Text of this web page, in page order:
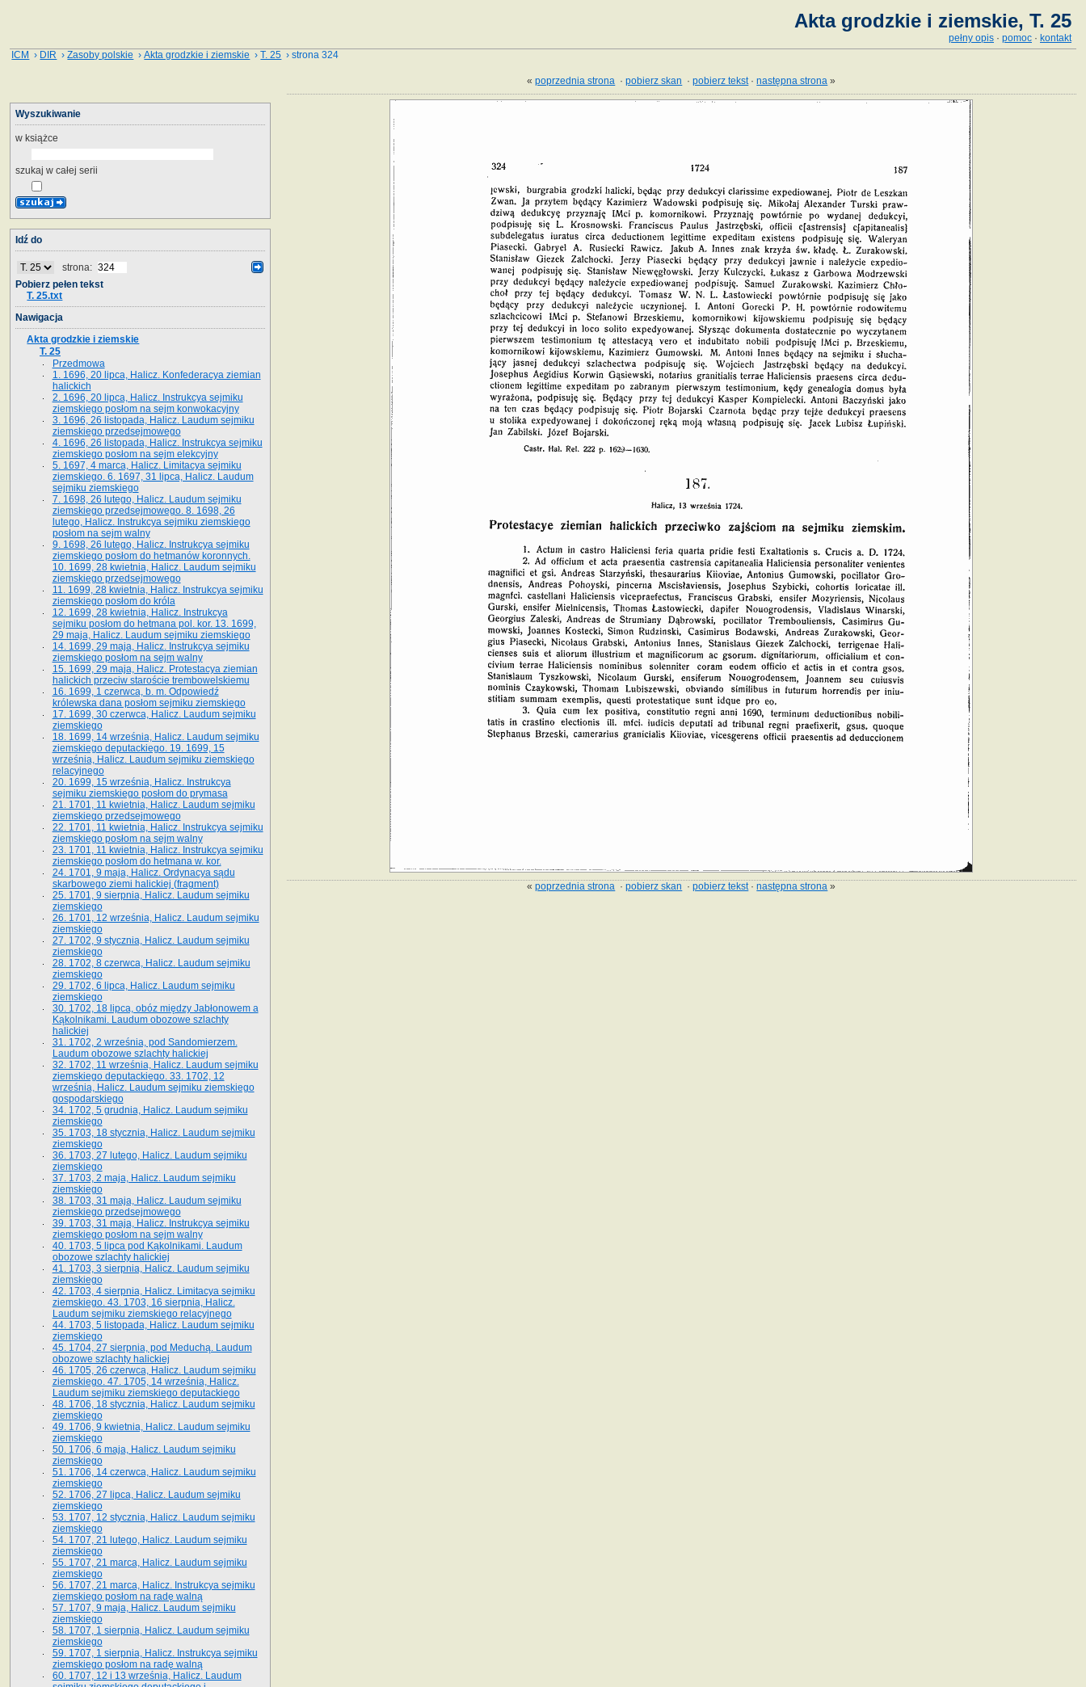
Akta grodzkie i ziemskie, T. 25
pełny opis · pomoc · kontakt
ICM › DIR ›Zasoby polskie ›Akta grodzkie i ziemskie ›T. 25 › strona 324
«poprzednia strona ·pobierz skan ·pobierz tekst·następna strona »
«poprzednia strona ·pobierz skan ·pobierz tekst·następna strona »
Wyszukiwanie
w książce
szukaj w całej serii
Idź do
strona:
Pobierz pełen tekst
T. 25.txt
Nawigacja
Akta grodzkie i ziemskie
T. 25
Przedmowa
1. 1696, 20 lipca, Halicz. Konfederacya ziemian
halickich
2. 1696, 20 lipca, Halicz. Instrukcya sejmiku
ziemskiego posłom na sejm konwokacyjny
3. 1696, 26 listopada, Halicz. Laudum sejmiku
ziemskiego przedsejmowego
4. 1696, 26 listopada, Halicz. Instrukcya sejmiku
ziemskiego posłom na sejm elekcyjny
5. 1697, 4 marca, Halicz. Limitacya sejmiku
ziemskiego. 6. 1697, 31 lipca, Halicz. Laudum
sejmiku ziemskiego
7. 1698, 26 lutego, Halicz. Laudum sejmiku
ziemskiego przedsejmowego. 8. 1698, 26
lutego, Halicz. Instrukcya sejmiku ziemskiego
posłom na sejm walny
9. 1698, 26 lutego, Halicz. Instrukcya sejmiku
ziemskiego posłom do hetmanów koronnych.
10. 1699, 28 kwietnia, Halicz. Laudum sejmiku
ziemskiego przedsejmowego
11. 1699, 28 kwietnia, Halicz. Instrukcya sejmiku
ziemskiego posłom do króla
12. 1699, 28 kwietnia, Halicz. Instrukcya
sejmiku posłom do hetmana pol. kor. 13. 1699,
29 maja, Halicz. Laudum sejmiku ziemskiego
14. 1699, 29 maja, Halicz. Instrukcya sejmiku
ziemskiego posłom na sejm walny
15. 1699, 29 maja, Halicz. Protestacya ziemian
halickich przeciw staroście trembowelskiemu
16. 1699, 1 czerwca, b. m. Odpowiedź
królewska dana posłom sejmiku ziemskiego
17. 1699, 30 czerwca, Halicz. Laudum sejmiku
ziemskiego
18. 1699, 14 września, Halicz. Laudum sejmiku
ziemskiego deputackiego. 19. 1699, 15
września, Halicz. Laudum sejmiku ziemskiego
relacyjnego
20. 1699, 15 września, Halicz. Instrukcya
sejmiku ziemskiego posłom do prymasa
21. 1701, 11 kwietnia, Halicz. Laudum sejmiku
ziemskiego przedsejmowego
22. 1701, 11 kwietnia, Halicz. Instrukcya sejmiku
ziemskiego posłom na sejm walny
23. 1701, 11 kwietnia, Halicz. Instrukcya sejmiku
ziemskiego posłom do hetmana w. kor.
24. 1701, 9 maja, Halicz. Ordynacya sądu
skarbowego ziemi halickiej (fragment)
25. 1701, 9 sierpnia, Halicz. Laudum sejmiku
ziemskiego
26. 1701, 12 września, Halicz. Laudum sejmiku
ziemskiego
27. 1702, 9 stycznia, Halicz. Laudum sejmiku
ziemskiego
28. 1702, 8 czerwca, Halicz. Laudum sejmiku
ziemskiego
29. 1702, 6 lipca, Halicz. Laudum sejmiku
ziemskiego
30. 1702, 18 lipca, obóz między Jabłonowem a
Kąkolnikami. Laudum obozowe szlachty
halickiej
31. 1702, 2 września, pod Sandomierzem.
Laudum obozowe szlachty halickiej
32. 1702, 11 września, Halicz. Laudum sejmiku
ziemskiego deputackiego. 33. 1702, 12
września, Halicz. Laudum sejmiku ziemskiego
gospodarskiego
34. 1702, 5 grudnia, Halicz. Laudum sejmiku
ziemskiego
35. 1703, 18 stycznia, Halicz. Laudum sejmiku
ziemskiego
36. 1703, 27 lutego, Halicz. Laudum sejmiku
ziemskiego
37. 1703, 2 maja, Halicz. Laudum sejmiku
ziemskiego
38. 1703, 31 maja, Halicz. Laudum sejmiku
ziemskiego przedsejmowego
39. 1703, 31 maja, Halicz. Instrukcya sejmiku
ziemskiego posłom na sejm walny
40. 1703, 5 lipca pod Kąkolnikami. Laudum
obozowe szlachty halickiej
41­. 1703, 3 sierpnia, Halicz. Laudum sejmiku
ziemskiego
42. 1703, 4 sierpnia, Halicz. Limitacya sejmiku
ziemskiego. 43. 1703, 16 sierpnia, Halicz.
Laudum sejmiku ziemskiego relacyjnego
44. 1703, 5 listopada, Halicz. Laudum sejmiku
ziemskiego
45. 1704, 27 sierpnia, pod Meduchą. Laudum
obozowe szlachty halickiej
46. 1705, 26 czerwca, Halicz. Laudum sejmiku
ziemskiego. 47. 1705, 14 września, Halicz.
Laudum sejmiku ziemskiego deputackiego
48. 1706, 18 stycznia, Halicz. Laudum sejmiku
ziemskiego
49. 1706, 9 kwietnia, Halicz. Laudum sejmiku
ziemskiego
50. 1706, 6 maja, Halicz. Laudum sejmiku
ziemskiego
51. 1706, 14 czerwca, Halicz. Laudum sejmiku
ziemskiego
52. 1706, 27 lipca, Halicz. Laudum sejmiku
ziemskiego
53. 1707, 12 stycznia, Halicz. Laudum sejmiku
ziemskiego
54. 1707, 21 lutego, Halicz. Laudum sejmiku
ziemskiego
55. 1707, 21 marca, Halicz. Laudum sejmiku
ziemskiego
56. 1707, 21 marca, Halicz. Instrukcya sejmiku
ziemskiego posłom na radę walną
57. 1707, 9 maja, Halicz. Laudum sejmiku
ziemskiego
58. 1707, 1 sierpnia, Halicz. Laudum sejmiku
ziemskiego
59. 1707, 1 sierpnia, Halicz. Instrukcya sejmiku
ziemskiego posłom na radę walną
60. 1707, 12 i 13 września, Halicz. Laudum